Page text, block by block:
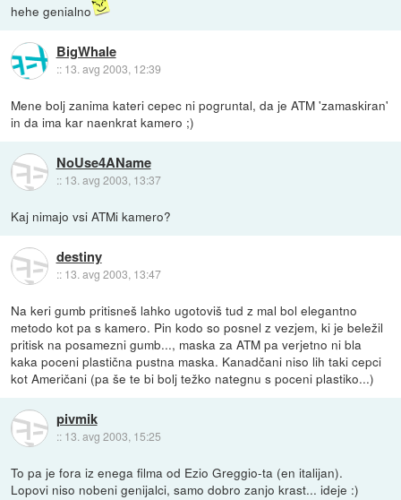
hehe genialno
BigWhale
:: 13. avg 2003, 12:39
Mene bolj zanima kateri cepec ni pogruntal, da je ATM 'zamaskiran'
in da ima kar naenkrat kamero ;)
NoUse4AName
:: 13. avg 2003, 13:37
Kaj nimajo vsi ATMi kamero?
destiny
:: 13. avg 2003, 13:47
Na keri gumb pritisneš lahko ugotoviš tud z mal bol elegantno
metodo kot pa s kamero. Pin kodo so posnel z vezjem, ki je beležil
pritisk na posamezni gumb..., maska za ATM pa verjetno ni bla
kaka poceni plastična pustna maska. Kanadčani niso lih taki cepci
kot Američani (pa še te bi bolj težko nategnu s poceni plastiko...)
pivmik
:: 13. avg 2003, 15:25
To pa je fora iz enega filma od Ezio Greggio-ta (en italijan).
Lopovi niso nobeni genijalci, samo dobro zanjo krast... ideje :)